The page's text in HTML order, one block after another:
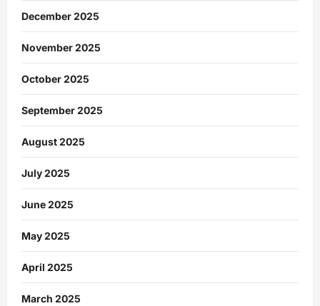
December 2025
November 2025
October 2025
September 2025
August 2025
July 2025
June 2025
May 2025
April 2025
March 2025